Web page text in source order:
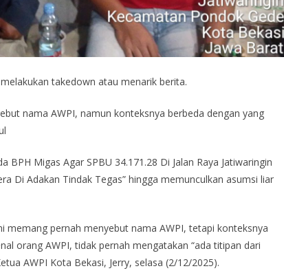
takedown atau menarik berita.
nama AWPI, namun konteksnya berbeda dengan yang
Migas Agar SPBU 34.171.28 Di Jalan Raya Jatiwaringin
Di Adakan Tindak Tegas” hingga memunculkan asumsi liar
memang pernah menyebut nama AWPI, tetapi konteksnya
orang AWPI, tidak pernah mengatakan “ada titipan dari
AWPI Kota Bekasi, Jerry, selasa (2/12/2025).